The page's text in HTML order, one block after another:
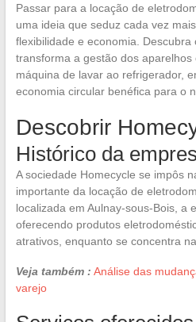
Passar para a locação de
uma ideia que seduz cada vez
flexibilidade e economia. Descubra
transforma a gestão dos aparelhos
máquina de lavar ao refrigerador,
economia circular benéfica para o
Descobrir
Histórico da
A sociedade Homecycle se impôs
importante da locação de
localizada em Aulnay-sous-Bois, a
oferecendo produtos
atrativos, enquanto se concentra
Veja também : Análise das
varejo